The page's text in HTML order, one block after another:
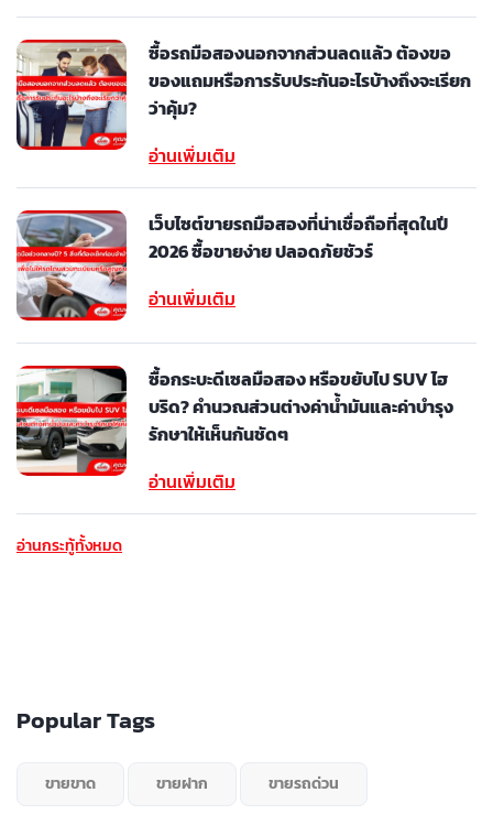
ซื้อรถมือสองนอกจากส่วนลดแล้ว ต้องขอ
ของแถมหรือการรับประกันอะไรบ้างถึงจะเรียก
ว่าคุ้ม?
อ่านเพิ่มเติม
เว็บไซต์ขายรถมือสองที่น่าเชื่อถือที่สุดในปี
2026 ซื้อขายง่าย ปลอดภัยชัวร์
อ่านเพิ่มเติม
ซื้อกระบะดีเซลมือสอง หรือขยับไป SUV ไฮ
บริด? คำนวณส่วนต่างค่าน้ำมันและค่าบำรุง
รักษาให้เห็นกันชัดๆ
อ่านเพิ่มเติม
อ่านกระทู้ทั้งหมด
Popular Tags
ขายขาด ขายฝาก ขายรถด่วน